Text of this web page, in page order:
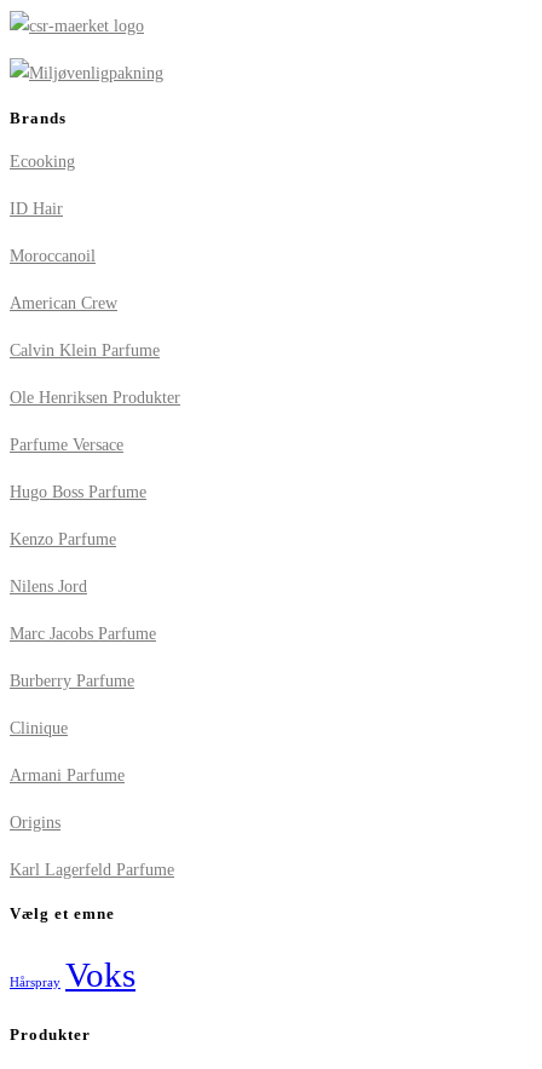
Brands
Ecooking
ID Hair
Moroccanoil
American Crew
Calvin Klein Parfume
Ole Henriksen Produkter
Parfume Versace
Hugo Boss Parfume
Kenzo Parfume
Nilens Jord
Marc Jacobs Parfume
Burberry Parfume
Clinique
Armani Parfume
Origins
Karl Lagerfeld Parfume
Vælg et emne
Hårspray Voks
Produkter